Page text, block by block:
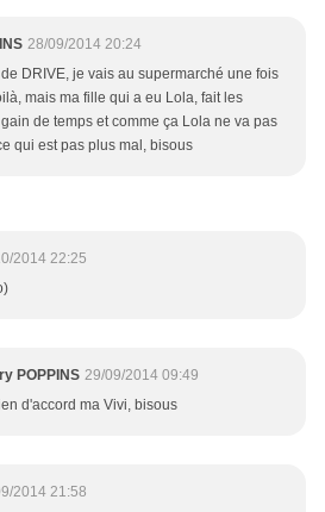
28/09/2014 20:24
DRIVE, je vais au supermarché une fois
mais ma fille qui a eu Lola, fait les
de temps et comme ça Lola ne va pas
qui est pas plus mal, bisous
2014 22:25
POPPINS 29/09/2014 09:49
d'accord ma Vivi, bisous
2014 21:58